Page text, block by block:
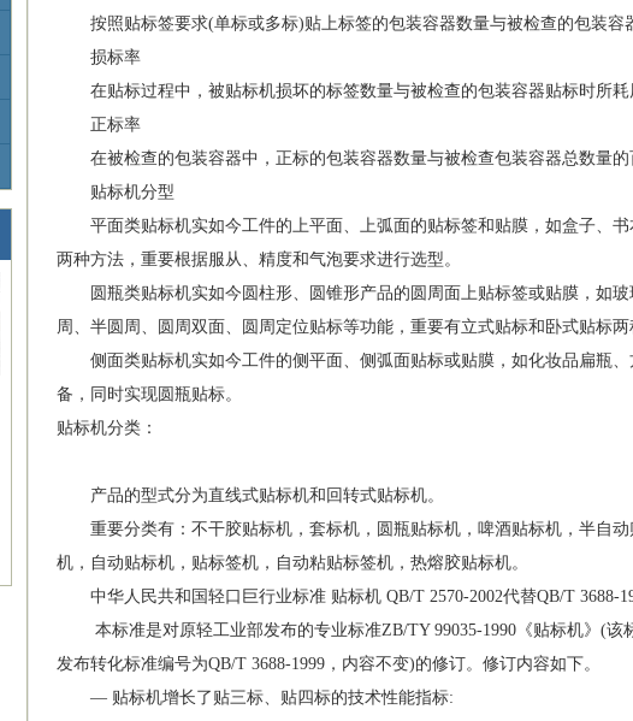
按照贴标签要求(单标或多标)贴上标签的包装容器数量与被检查的包装容
损标率
在贴标过程中，被贴标机损坏的标签数量与被检查的包装容器贴标时所耗
正标率
在被检查的包装容器中，正标的包装容器数量与被检查包装容器总数量的
贴标机分型
平面类贴标机实如今工件的上平面、上弧面的贴标签和贴膜，如盒子、书
两种方法，重要根据服从、精度和气泡要求进行选型。
圆瓶类贴标机实如今圆柱形、圆锥形产品的圆周面上贴标签或贴膜，如玻
周、半圆周、圆周双面、圆周定位贴标等功能，重要有立式贴标和卧式贴标两
侧面类贴标机实如今工件的侧平面、侧弧面贴标或贴膜，如化妆品扁瓶、
备，同时实现圆瓶贴标。
贴标机分类：
产品的型式分为直线式贴标机和回转式贴标机。
重要分类有：不干胶贴标机，套标机，圆瓶贴标机，啤酒贴标机，半自动
机，自动贴标机，贴标签机，自动粘贴标签机，热熔胶贴标机。
中华人民共和国轻口巨行业标准 贴标机 QB/T 2570-2002代替QB/T 3688-
本标准是对原轻工业部发布的专业标准ZB/TY 99035-1990《贴标机》(该
发布转化标准编号为QB/T 3688-1999，内容不变)的修订。修订内容如下。
— 贴标机增长了贴三标、贴四标的技术性能指标: